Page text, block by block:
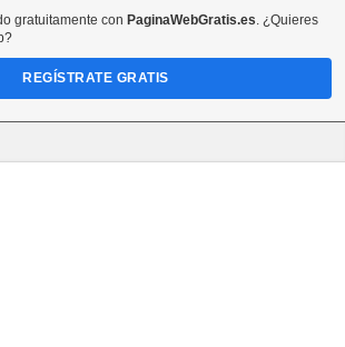
gratuitamente con PaginaWebGratis.es. ¿Quieres
REGÍSTRATE GRATIS